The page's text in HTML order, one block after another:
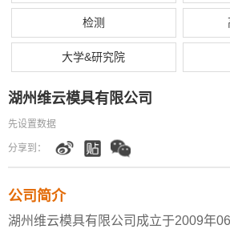
检测
大学&研究院
湖州维云模具有限公司
先设置数据
分享到：
公司简介
湖州维云模具有限公司成立于2009年